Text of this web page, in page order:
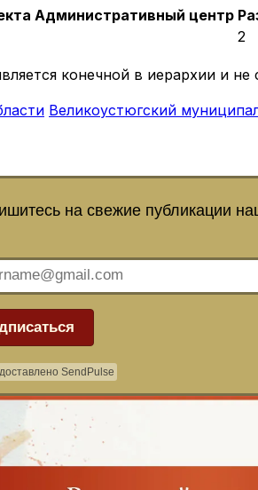
Административный центр
2
конечной в иерархии и
Великоустюгский
на свежие публикации
SendPulse